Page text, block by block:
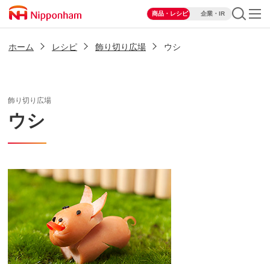
商品・レシピ 企業・IR
ホーム レシピ 飾り切り広場 ウシ
飾り切り広場
ウシ